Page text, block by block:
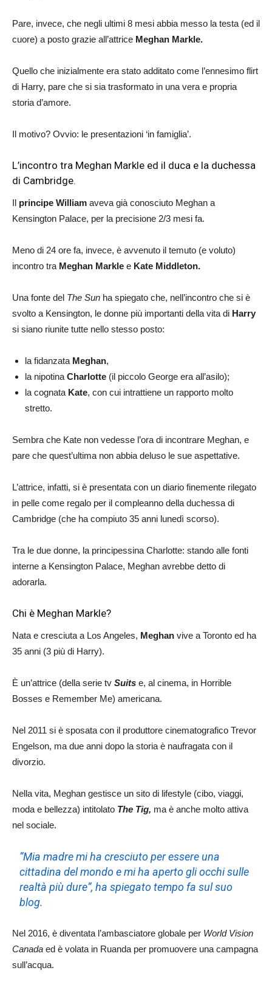
Pare, invece, che negli ultimi 8 mesi abbia messo la testa (ed il
cuore) a posto grazie all’attrice Meghan Markle.
Quello che inizialmente era stato additato come l’ennesimo flirt
di Harry, pare che si sia trasformato in una vera e propria
storia d’amore.
Il motivo? Ovvio: le presentazioni ‘in famiglia’.
L’incontro tra Meghan Markle ed il duca e la duchessa
di Cambridge.
Il principe William aveva già conosciuto Meghan a
Kensington Palace, per la precisione 2/3 mesi fa.
Meno di 24 ore fa, invece, è avvenuto il temuto (e voluto)
incontro tra Meghan Markle e Kate Middleton.
Una fonte del The Sun ha spiegato che, nell’incontro che si è
svolto a Kensington, le donne più importanti della vita di Harry
si siano riunite tutte nello stesso posto:
la fidanzata Meghan,
la nipotina Charlotte (il piccolo George era all’asilo);
la cognata Kate, con cui intrattiene un rapporto molto
stretto.
Sembra che Kate non vedesse l’ora di incontrare Meghan, e
pare che quest’ultima non abbia deluso le sue aspettative.
L’attrice, infatti, si è presentata con un diario finemente rilegato
in pelle come regalo per il compleanno della duchessa di
Cambridge (che ha compiuto 35 anni lunedì scorso).
Tra le due donne, la principessina Charlotte: stando alle fonti
interne a Kensington Palace, Meghan avrebbe detto di
adorarla.
Chi è Meghan Markle?
Nata e cresciuta a Los Angeles, Meghan vive a Toronto ed ha
35 anni (3 più di Harry).
È un’attrice (della serie tv Suits e, al cinema, in Horrible
Bosses e Remember Me) americana.
Nel 2011 si è sposata con il produttore cinematografico Trevor
Engelson, ma due anni dopo la storia è naufragata con il
divorzio.
Nella vita, Meghan gestisce un sito di lifestyle (cibo, viaggi,
moda e bellezza) intitolato The Tig, ma è anche molto attiva
nel sociale.
“Mia madre mi ha cresciuto per essere una
cittadina del mondo e mi ha aperto gli occhi sulle
realtà più dure”, ha spiegato tempo fa sul suo
blog.
Nel 2016, è diventata l’ambasciatore globale per World Vision
Canada ed è volata in Ruanda per promuovere una campagna
sull’acqua.